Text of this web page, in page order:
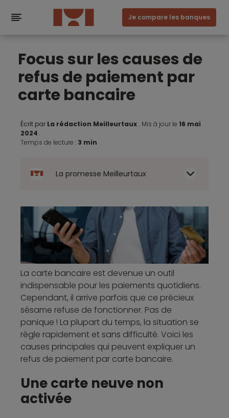
Je compare les banques
Focus sur les causes de
refus de paiement par
carte bancaire
Écrit par La rédaction Meilleurtaux . Mis à jour le 16 mai
2024 .
Temps de lecture : 3 min
La promesse Meilleurtaux
La carte bancaire est devenue un outil
indispensable pour les paiements quotidiens.
Cependant, il arrive parfois que ce précieux
sésame refuse de fonctionner. Pas de
panique ! La plupart du temps, la situation se
règle rapidement et sans difficulté. Voici les
causes principales qui peuvent expliquer un
refus de paiement par carte bancaire.
​Une carte neuve non
activée